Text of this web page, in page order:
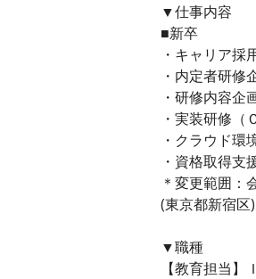
▼仕事内容
■新卒
・キャリア採
・内定者研
・研修内容企
・実装研修（
・クラウド環
・資格取得支
＊変更範囲：
(東京都新宿区)
▼職種
【教育担当